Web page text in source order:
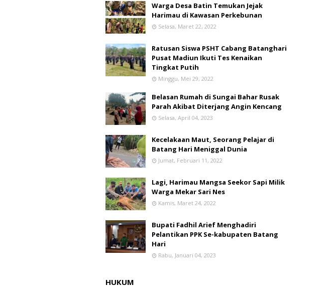
Warga Desa Batin Temukan Jejak
Harimau di Kawasan Perkebunan
Selasa, Maret 22, 2022
Ratusan Siswa PSHT Cabang Batanghari
Pusat Madiun Ikuti Tes Kenaikan
Tingkat Putih
Minggu, Mei 29, 2022
Belasan Rumah di Sungai Bahar Rusak
Parah Akibat Diterjang Angin Kencang
Selasa, April 04, 2023
Kecelakaan Maut, Seorang Pelajar di
Batang Hari Meniggal Dunia
Jumat, Februari 11, 2022
Lagi, Harimau Mangsa Seekor Sapi Milik
Warga Mekar Sari Nes
Kamis, Maret 24, 2022
Bupati Fadhil Arief Menghadiri
Pelantikan PPK Se-kabupaten Batang
Hari
Rabu, Januari 04, 2023
HUKUM